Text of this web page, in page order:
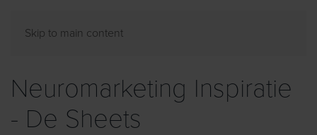
Skip to main content
Neuromarketing Inspiratie
- De Sheets